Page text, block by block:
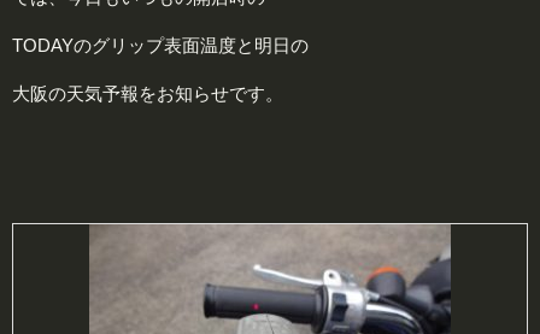
TODAYのグリップ表面温度と明日の
大阪の天気予報をお知らせです。